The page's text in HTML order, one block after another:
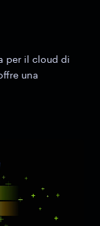
per il cloud di
una